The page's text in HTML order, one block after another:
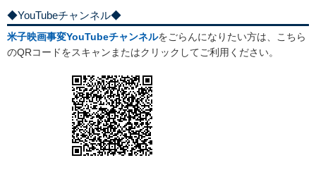
◆YouTubeチャンネル◆
米子映画事変YouTubeチャンネルをごらんになりたい方は、こちら
のQRコードをスキャンまたはクリックしてご利用ください。